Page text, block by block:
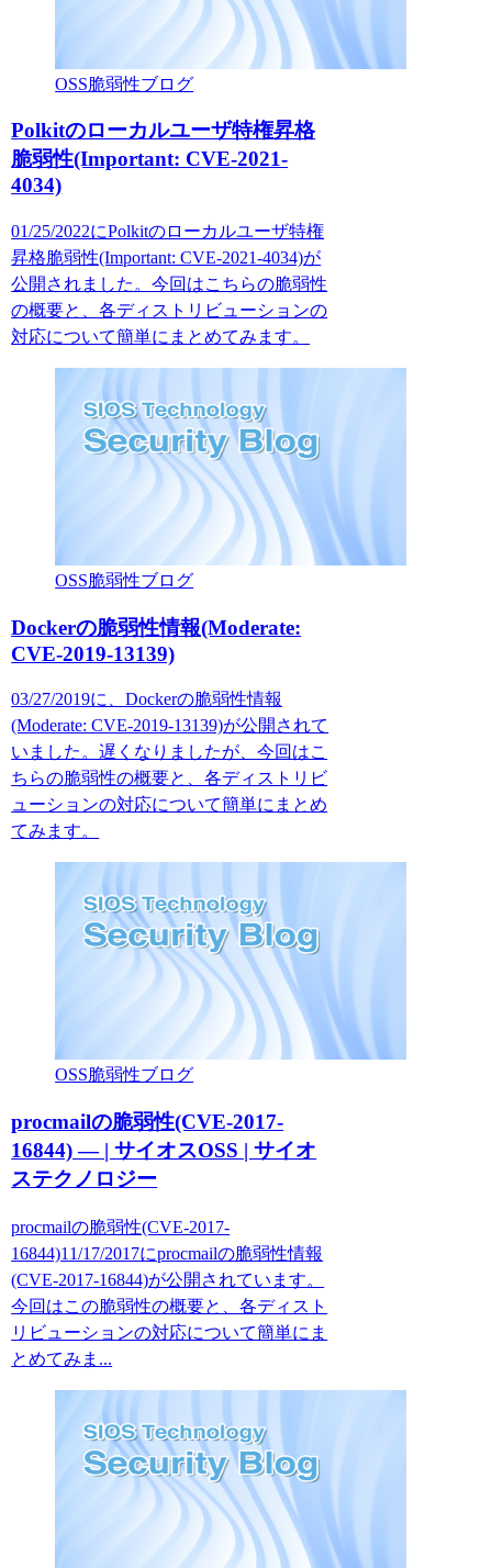
OSS脆弱性ブログ
Polkitのローカルユーザ特権昇格
脆弱性(Important: CVE-2021-
4034)
01/25/2022にPolkitのローカルユーザ特権
昇格脆弱性(Important: CVE-2021-4034)が
公開されました。今回はこちらの脆弱性
の概要と、各ディストリビューションの
対応について簡単にまとめてみます。
OSS脆弱性ブログ
Dockerの脆弱性情報(Moderate:
CVE-2019-13139)
03/27/2019に、Dockerの脆弱性情報
(Moderate: CVE-2019-13139)が公開されて
いました。遅くなりましたが、今回はこ
ちらの脆弱性の概要と、各ディストリビ
ューションの対応について簡単にまとめ
てみます。
OSS脆弱性ブログ
procmailの脆弱性(CVE-2017-
16844) — | サイオスOSS | サイオ
ステクノロジー
procmailの脆弱性(CVE-2017-
16844)11/17/2017にprocmailの脆弱性情報
(CVE-2017-16844)が公開されています。
今回はこの脆弱性の概要と、各ディスト
リビューションの対応について簡単にま
とめてみま...